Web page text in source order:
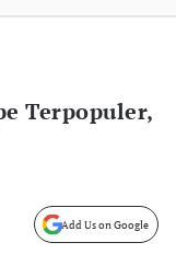
Terpopuler,
Add Us on Google